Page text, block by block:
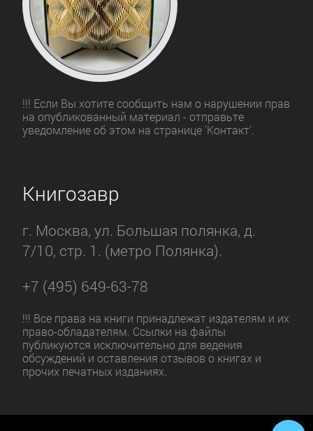
!!! Если Вы хотите сообщить нам о нарушении прав
на опубликованный материал - отправьте
уведомление об этом на странице 'Контакт'.
Книгозавр
г. Москва, ул. Большая полянка, д.
7/10, стр. 1. (метро Полянка).
+7 (495) 649-63-78
!!! Все права на книги принадлежат издателям и их
право-обладателям. Ссылки на файлы
публикуются исключительно для ведения
обсуждений и оставления отзывов о книгах и
прочих печатных изданиях.